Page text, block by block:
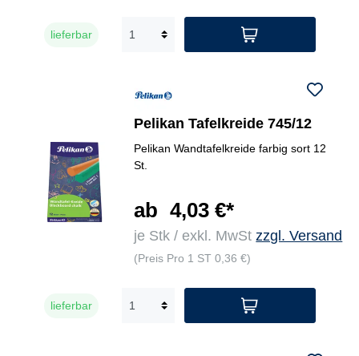
lieferbar
Pelikan Tafelkreide 745/12
Pelikan Wandtafelkreide farbig sort 12
St.
ab 4,03 €*
je Stk / exkl. MwStzzgl. Versand
(Preis Pro 1 ST 0,36 €)
lieferbar